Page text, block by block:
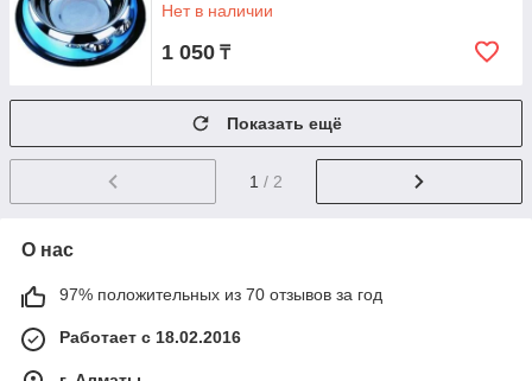
Нет в наличии
1 050 ₸
Показать ещё
1 / 2
О нас
97% положительных из 70 отзывов за год
Работает с 18.02.2016